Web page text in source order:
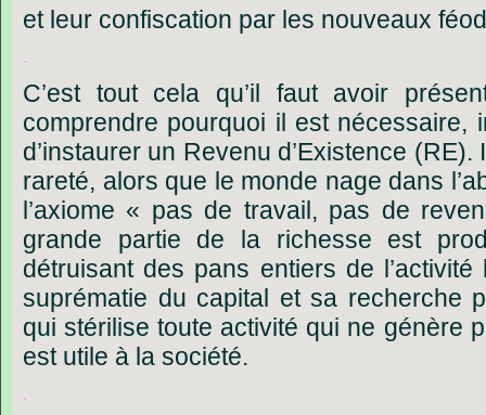
et leur confiscation par les nouveaux
.
C’est tout cela qu’il faut avoir
comprendre pourquoi il est nécessaire,
d’instaurer un Revenu d’Existence (RE).
rareté, alors que le monde nage dans
l’axiome « pas de travail, pas de
grande
partie de la richesse est
détruisant des pans entiers de l’activité
suprématie du capital et sa recherche
qui stérilise toute activité qui ne génère
est utile à la société.
.